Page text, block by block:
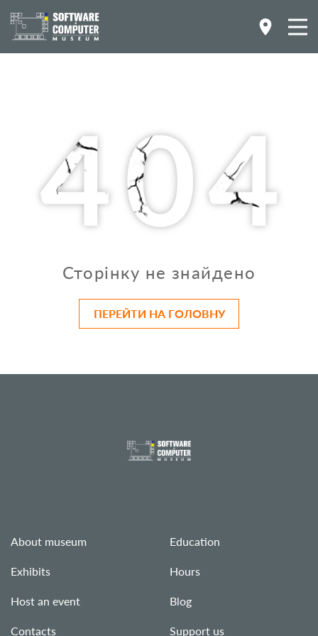
Сторінку не знайдено
ПЕРЕЙТИ НА ГОЛОВНУ
About museum
Exhibits
Host an event
Contacts
Education
Hours
Blog
Support us